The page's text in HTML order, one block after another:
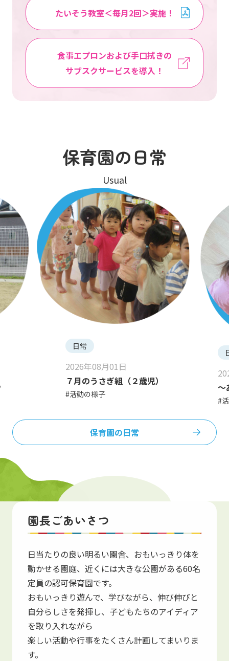
たいそう教室＜毎月2回＞実施！
食事エプロンおよび手口拭きの
サブスクサービスを導入！
保育園の日常
Usual
日常
2026年08月01日
７月のうさぎ組（２歳児）
#活動の様子
～
#
保育園の日常
保育園紹介
Introduction
園長ごあいさつ
日当たりの良い明るい園舎、おもいっきり体を
動かせる園庭、近くには大きな公園がある60名
定員の認可保育園です。
おもいっきり遊んで、学びながら、伸び伸びと
自分らしさを発揮し、子どもたちのアイディア
を取り入れながら
楽しい活動や行事をたくさん計画してまいりま
す。